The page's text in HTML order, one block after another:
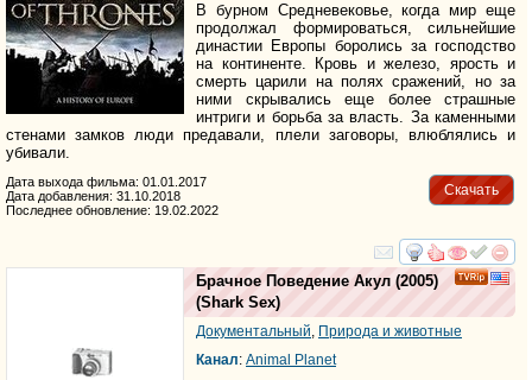
В бурном Средневековье, когда мир еще
продолжал формироваться, сильнейшие
династии Европы боролись за господство
на континенте. Кровь и железо, ярость и
смерть царили на полях сражений, но за
ними скрывались еще более страшные
интриги и борьба за власть. За каменными
стенами замков люди предавали, плели заговоры, влюблялись и
убивали.
Скачать
Дата выхода фильма: 01.01.2017
Дата добавления: 31.10.2018
Последнее обновление: 19.02.2022
смотреть
Брачное Поведение Акул (2005)
(Shark Sex)
Документальный, Природа и животные
Канал: Animal Planet